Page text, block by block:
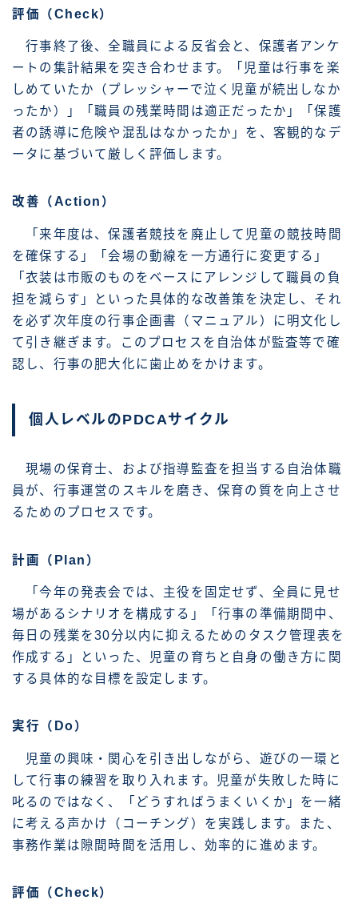
評価（Check）
行事終了後、全職員による反省会と、保護者アンケ
ートの集計結果を突き合わせます。「児童は行事を楽
しめていたか（プレッシャーで泣く児童が続出しなか
ったか）」「職員の残業時間は適正だったか」「保護
者の誘導に危険や混乱はなかったか」を、客観的なデ
ータに基づいて厳しく評価します。
改善（Action）
「来年度は、保護者競技を廃止して児童の競技時間
を確保する」「会場の動線を一方通行に変更する」
「衣装は市販のものをベースにアレンジして職員の負
担を減らす」といった具体的な改善策を決定し、それ
を必ず次年度の行事企画書（マニュアル）に明文化し
て引き継ぎます。このプロセスを自治体が監査等で確
認し、行事の肥大化に歯止めをかけます。
個人レベルのPDCAサイクル
現場の保育士、および指導監査を担当する自治体職
員が、行事運営のスキルを磨き、保育の質を向上させ
るためのプロセスです。
計画（Plan）
「今年の発表会では、主役を固定せず、全員に見せ
場があるシナリオを構成する」「行事の準備期間中、
毎日の残業を30分以内に抑えるためのタスク管理表を
作成する」といった、児童の育ちと自身の働き方に関
する具体的な目標を設定します。
実行（Do）
児童の興味・関心を引き出しながら、遊びの一環と
して行事の練習を取り入れます。児童が失敗した時に
叱るのではなく、「どうすればうまくいくか」を一緒
に考える声かけ（コーチング）を実践します。また、
事務作業は隙間時間を活用し、効率的に進めます。
評価（Check）